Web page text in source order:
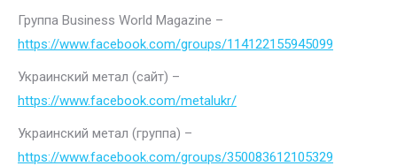
Группа Business World Magazine –
https://www.facebook.com/groups/114122155945099
Украинский метал (сайт) –
https://www.facebook.com/metalukr/
Украинский метал (группа) –
https://www.facebook.com/groups/350083612105329